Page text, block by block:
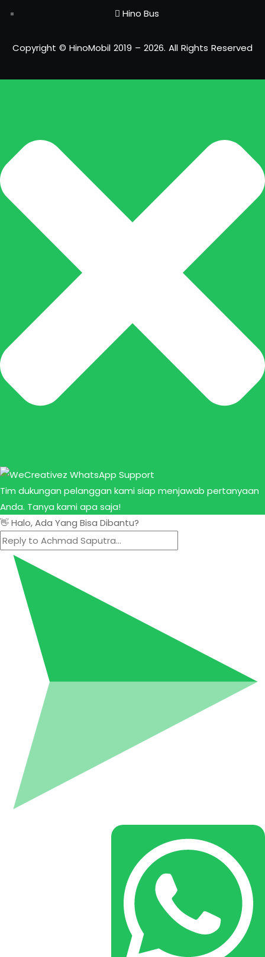
Hino Bus
Copyright © HinoMobil 2019 – 2026. All Rights Reserved
Tim dukungan pelanggan kami siap menjawab pertanyaan
Anda. Tanya kami apa saja!
👋 Halo, Ada Yang Bisa Dibantu?